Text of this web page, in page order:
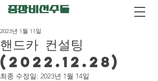
중장비선수들
핸드카 컨설팅
(2022.12.28)
2023년 1월 11일
최종 수정일: 2023년 1월 14일